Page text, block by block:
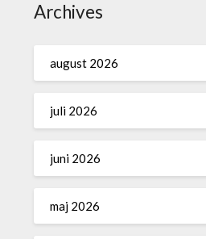
Archives
august 2026
juli 2026
juni 2026
maj 2026